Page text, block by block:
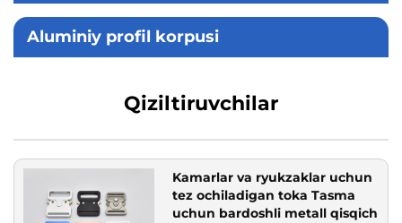
Aluminiy profil korpusi
Qiziltiruvchilar
Kamarlar va ryukzaklar uchun
tez ochiladigan toka Tasma
uchun bardoshli metall qisqich